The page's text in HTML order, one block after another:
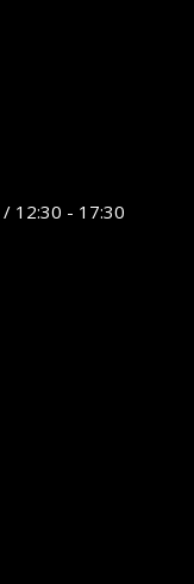
12:30 - 17:30